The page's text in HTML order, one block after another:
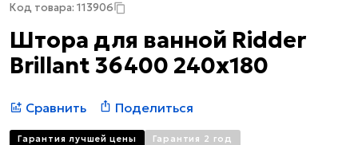
Код товара: 113906
Штора для ванной Ridder
Brillant 36400 240х180
Сравнить Поделиться
Гарантия лучшей цены
Гарантия 2 год